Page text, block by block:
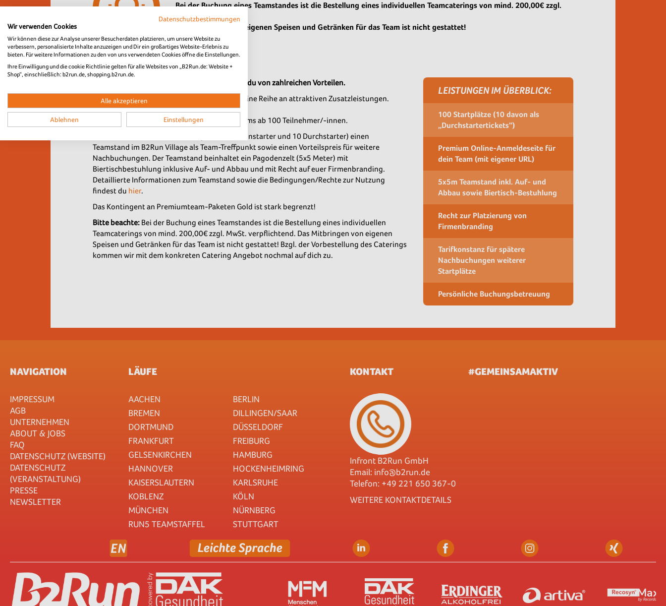
Bei der Buchung eines Teamstandes ist die Bestellung eines individuellen Teamcaterings von mind. 200,00€ zzgl.
MwSt. verpflichtend.
Das Mitbringen von eigenen Speisen und Getränken für das Team ist nicht gestattet!
Mit dem Premiumteam-Paket Gold profitierst du von zahlreichen Vorteilen.
Die B2Run Premiumteam-Pakete beinhalten eine Reihe an attraktiven Zusatzleistungen.
Das Premiumteam-Paket Gold ist ideal für Teams ab 100 Teilnehmer/-innen.
Du erhältst neben den 100 Startplätzen (90 Funstarter und 10 Durchstarter) einen
Teamstand im B2Run Village als Team-Treffpunkt sowie einen Vorteilspreis für weitere
Nachbuchungen. Der Teamstand beinhaltet ein Pagodenzelt (5x5 Meter) mit
Biertischbestuhlung inklusive Auf- und Abbau und mit Recht auf euer Firmenbranding.
Detaillierte Informationen zum Teamstand sowie die Bedingungen/Rechte zur Nutzung
findest du hier.
Das Kontingent an Premiumteam-Paketen Gold ist stark begrenzt!
Bitte beachte: Bei der Buchung eines Teamstandes ist die Bestellung eines individuellen
Teamcaterings von mind. 200,00€ zzgl. MwSt. verpflichtend. Das Mitbringen von eigenen
Speisen und Getränken für das Team ist nicht gestattet! Bzgl. der Vorbestellung des Caterings
kommen wir mit dem konkreten Catering Angebot nochmal auf dich zu.
LEISTUNGEN IM ÜBERBLICK:
100 Startplätze (10 davon als
„Durchstartertickets“)
Premium Online-Anmeldeseite für
dein Team (mit eigener URL)
5x5m Teamstand inkl. Auf- und
Abbau sowie Biertisch-Bestuhlung
Recht zur Platzierung von
Firmenbranding
Tarifkonstanz für spätere
Nachbuchungen weiterer
Startplätze
Persönliche Buchungsbetreuung
NAVIGATION
IMPRESSUM
AGB
UNTERNEHMEN
ABOUT & JOBS
FAQ
DATENSCHUTZ (WEBSITE)
DATENSCHUTZ
(VERANSTALTUNG)
PRESSE
NEWSLETTER
LÄUFE
AACHEN
BERLIN
BREMEN
DILLINGEN/SAAR
DORTMUND
DÜSSELDORF
FRANKFURT
FREIBURG
GELSENKIRCHEN
HAMBURG
HANNOVER
HOCKENHEIMRING
KAISERSLAUTERN
KARLSRUHE
KOBLENZ
KÖLN
MÜNCHEN
NÜRNBERG
RUN5 TEAMSTAFFEL
STUTTGART
KONTAKT
Infront B2Run GmbH
Email: info@b2run.de
Telefon: +49 221 650 367-0
WEITERE KONTAKTDETAILS
#GEMEINSAMAKTIV
Datenschutzbestimmungen
Wir verwenden Cookies
Wir können diese zur Analyse unserer Besucherdaten platzieren, um unsere Website zu
verbessern, personalisierte Inhalte anzuzeigen und Dir ein großartiges Website-Erlebnis zu
bieten. Für weitere Informationen zu den von uns verwendeten Cookies öffne die Einstellungen.
Ihre Einwilligung und die cookie Richtlinie gelten für alle Websites von „B2Run.de: Website +
Shop“, einschließlich: b2run.de, shopping.b2run.de.
Alle akzeptieren
Ablehnen Einstellungen